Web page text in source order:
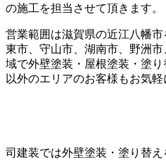
の施工を担当させて頂きます。
営業範囲は滋賀県の近江八幡
東市、守山市、湖南市、野洲
域で外壁塗装・屋根塗装・塗
以外のエリアのお客様もお気軽
司建装では外壁塗装・塗り替